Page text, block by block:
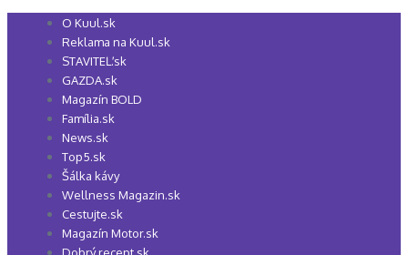
Preskočiť
O Kuul.sk
Reklama na Kuul.sk
STAVITEĽ.sk
GAZDA.sk
Magazín BOLD
Família.sk
News.sk
Top5.sk
Šálka kávy
Wellness Magazin.sk
Cestujte.sk
Magazín Motor.sk